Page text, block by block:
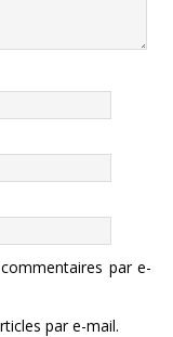
par e-
par e-mail.